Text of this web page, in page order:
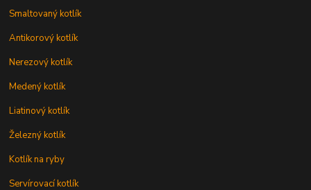
Smaltovaný kotlík
Antikorový kotlík
Nerezový kotlík
Medený kotlík
Liatinový kotlík
Železný kotlík
Kotlík na ryby
Servírovací kotlík